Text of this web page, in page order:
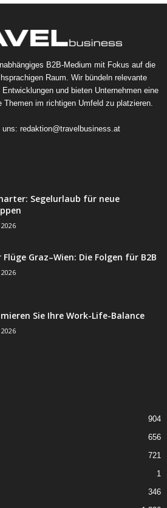
B2B-Medium mit Fokus auf die
Raum. Wir bündeln relevante
und bieten Unternehmen eine
im richtigen Umfeld zu platzieren.
uns: redaktion@travelbusiness.at
Segelurlaub für neue
Graz–Wien: Die Folgen für B2B
Sie Ihre Work-Life-Balance
904
656
721
1
346